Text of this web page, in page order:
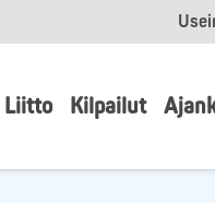
Liitto Kilpailut